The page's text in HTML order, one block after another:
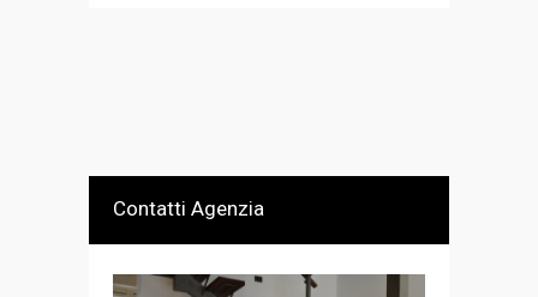
Contatti Agenzia